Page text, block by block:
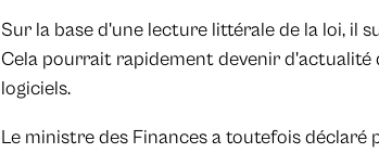
Sur la base d'une lecture littérale de la loi, il
Cela pourrait rapidement devenir d'actualité
logiciels.
Le ministre des Finances a toutefois